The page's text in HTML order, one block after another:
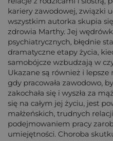
kariery zawodowej, związki
wszystkim autorka skupia
zdrowia Marthy. Jej
psychiatrycznych, błędnie
dramatyczne etapy życia,
samobójcze wzbudzają w
Ukazane są również i
gdy pracowała zawodowo,
zakochała się i wyszła za
się na całym jej życiu, jest
małżeńskich, trudnych
podejmowaniem pracy
umiejętności. Choroba